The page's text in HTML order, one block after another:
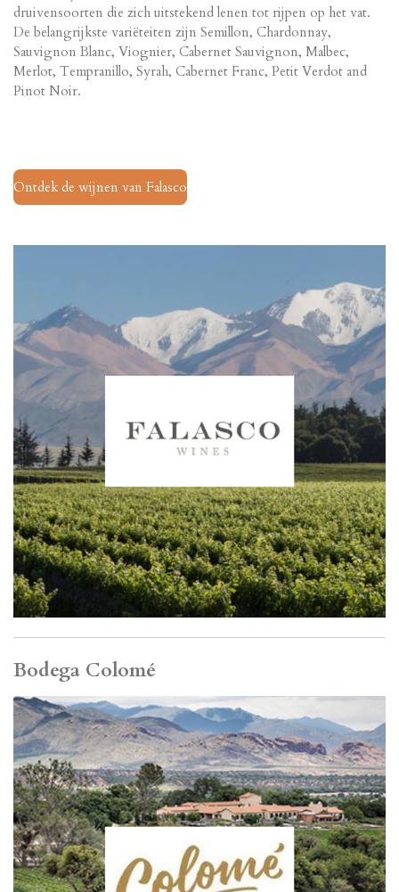
druivensoorten die zich uitstekend lenen tot rijpen op het vat.
De belangrijkste variëteiten zijn Semillon, Chardonnay,
Sauvignon Blanc, Viognier, Cabernet Sauvignon, Malbec,
Merlot, Tempranillo, Syrah, Cabernet Franc, Petit Verdot and
Pinot Noir.
Ontdek de wijnen van Falasco
Bodega Colomé